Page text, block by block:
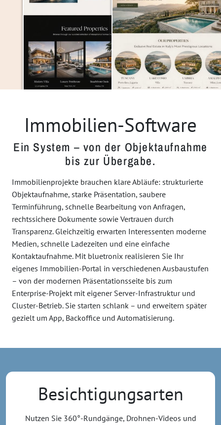
Immobilien-Software
Ein System – von der Objektaufnahme
bis zur Übergabe.
Immobilienprojekte brauchen klare Abläufe: strukturierte
Objektaufnahme, starke Präsentation, saubere
Terminführung, schnelle Bearbeitung von Anfragen,
rechtssichere Dokumente sowie Vertrauen durch
Transparenz. Gleichzeitig erwarten Interessenten moderne
Medien, schnelle Ladezeiten und eine einfache
Kontaktaufnahme. Mit bluetronix realisieren Sie Ihr
eigenes Immobilien-Portal in verschiedenen Ausbaustufen
– von der modernen Präsentationsseite bis zum
Enterprise-Projekt mit eigener Server-Infrastruktur und
Cluster-Betrieb. Sie starten schlank – und erweitern später
gezielt um App, Backoffice und Automatisierung.
Besichtigungsarten
Nutzen Sie 360°-Rundgänge, Drohnen-Videos und